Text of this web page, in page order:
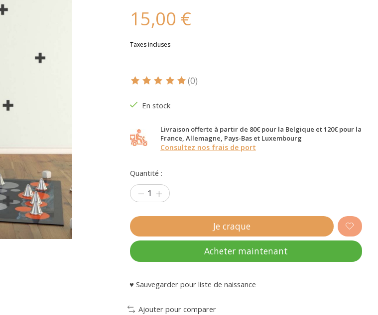
15,00 €
Taxes incluses
Ce produit est évalué à
(0)
En stock
Livraison offerte à partir de 80€ pour la Belgique et 120€ pour la
France, Allemagne, Pays-Bas et Luxembourg
Consultez nos frais de port
Quantité :
Je craque
Acheter maintenant
♥ Sauvegarder pour liste de naissance
Ajouter pour comparer